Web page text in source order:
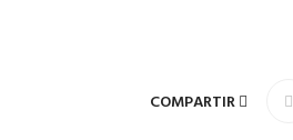
COMPARTIR